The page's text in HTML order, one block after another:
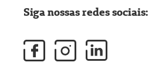
Siga nossas redes sociais: